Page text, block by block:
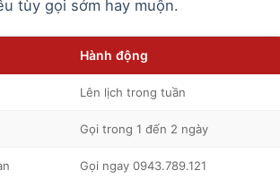
tùy gọi sớm hay muộn.
Hành động
Lên lịch trong tuần
Gọi trong 1 đến 2 ngày
Gọi ngay 0943.789.121